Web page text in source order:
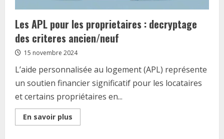
Les APL pour les proprietaires : decryptage
des criteres ancien/neuf
15 novembre 2024
L’aide personnalisée au logement (APL) représente
un soutien financier significatif pour les locataires
et certains propriétaires en...
En savoir plus
more